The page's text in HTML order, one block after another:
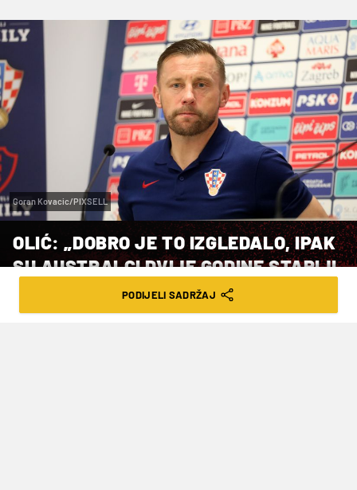
Goran Kovacic/PIXSELL
OLIĆ: „DOBRO JE TO IZGLEDALO, IPAK
SU AUSTRALCI DVIJE GODINE STARIJI
PODIJELI SADRŽAJ